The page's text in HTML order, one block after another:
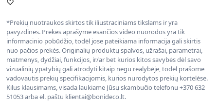
*Prekių nuotraukos skirtos tik iliustraciniams tikslams ir yra
pavyzdinės. Prekės aprašyme esančios video nuorodos yra tik
informacinio pobūdžio, todėl jose pateikiama informacija gali skirtis
nuo pačios prekės. Originalių produktų spalvos, užrašai, parametrai,
matmenys, dydžiai, funkcijos, ir/ar bet kurios kitos savybės dėl savo
vizualinių ypatybių gali atrodyti kitaip negu realybėje, todėl prašome
vadovautis prekių specifikacijomis, kurios nurodytos prekių kortelėse.
Kilus klausimams, visada laukiame Jūsų skambučio telefonu +370 632
51053 arba el. paštu klientai@bonideco.lt.